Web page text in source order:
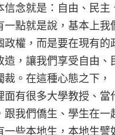
信念就是：自由、民主
一點就是說，基本上我
政權，而是要在現有的
造，讓我們享受自由、
裁。在這種心態之下，
面有很多大學教授、當
跟我們僑生、學生在一
一些本地生，本地生譬